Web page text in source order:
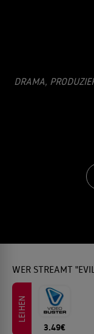
DRAMA,
WER STREAMT
LEIHEN
3.49€